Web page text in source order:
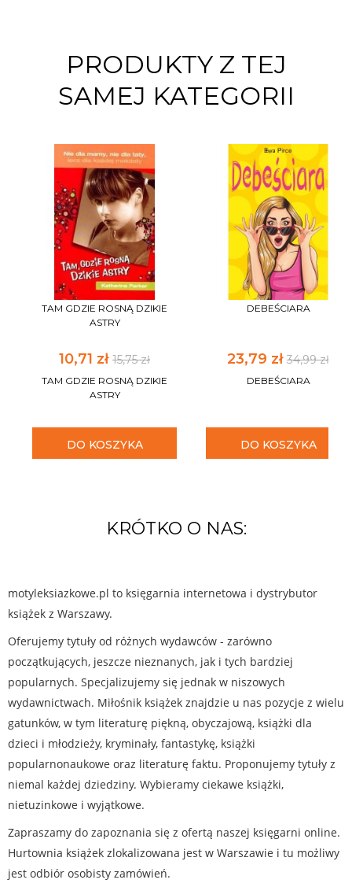
PRODUKTY Z TEJ
SAMEJ KATEGORII
TAM GDZIE ROSNĄ DZIKIE
ASTRY
10,71 zł 15,75 zł
TAM GDZIE ROSNĄ DZIKIE
ASTRY
DO KOSZYKA
DEBEŚCIARA
23,79 zł 34,99 zł
DEBEŚCIARA
DO KOSZYKA
KRÓTKO O NAS:
motyleksiazkowe.pl to księgarnia internetowa i dystrybutor
książek z Warszawy.
Oferujemy tytuły od różnych wydawców - zarówno
początkujących, jeszcze nieznanych, jak i tych bardziej
popularnych. Specjalizujemy się jednak w niszowych
wydawnictwach. Miłośnik książek znajdzie u nas pozycje z wielu
gatunków, w tym literaturę piękną, obyczajową, książki dla
dzieci i młodzieży, kryminały, fantastykę, książki
popularnonaukowe oraz literaturę faktu. Proponujemy tytuły z
niemal każdej dziedziny. Wybieramy ciekawe książki,
nietuzinkowe i wyjątkowe.
Zapraszamy do zapoznania się z ofertą naszej księgarni online.
Hurtownia książek zlokalizowana jest w Warszawie i tu możliwy
jest odbiór osobisty zamówień.